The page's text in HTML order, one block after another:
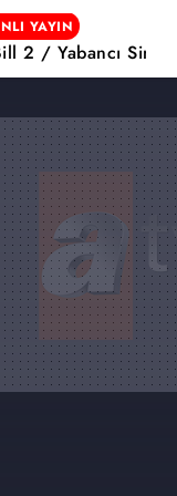
YAYIN
2 / Yabancı Sinema